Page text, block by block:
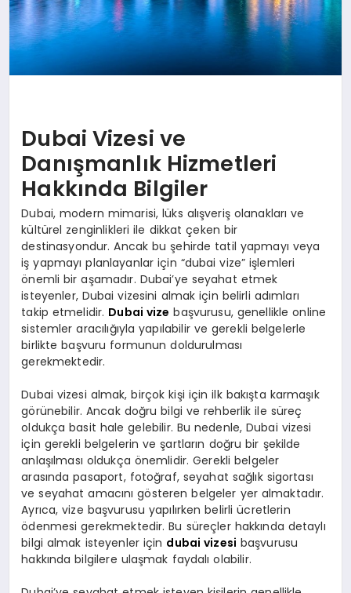
Dubai Vizesi ve
Danışmanlık Hizmetleri
Hakkında Bilgiler
Dubai, modern mimarisi, lüks alışveriş olanakları ve
kültürel zenginlikleri ile dikkat çeken bir
destinasyondur. Ancak bu şehirde tatil yapmayı veya
iş yapmayı planlayanlar için “dubai vize” işlemleri
önemli bir aşamadır. Dubai’ye seyahat etmek
isteyenler, Dubai vizesini almak için belirli adımları
takip etmelidir. Dubai vize başvurusu, genellikle online
sistemler aracılığıyla yapılabilir ve gerekli belgelerle
birlikte başvuru formunun doldurulması
gerekmektedir.
Dubai vizesi almak, birçok kişi için ilk bakışta karmaşık
görünebilir. Ancak doğru bilgi ve rehberlik ile süreç
oldukça basit hale gelebilir. Bu nedenle, Dubai vizesi
için gerekli belgelerin ve şartların doğru bir şekilde
anlaşılması oldukça önemlidir. Gerekli belgeler
arasında pasaport, fotoğraf, seyahat sağlık sigortası
ve seyahat amacını gösteren belgeler yer almaktadır.
Ayrıca, vize başvurusu yapılırken belirli ücretlerin
ödenmesi gerekmektedir. Bu süreçler hakkında detaylı
bilgi almak isteyenler için dubai vizesi başvurusu
hakkında bilgilere ulaşmak faydalı olabilir.